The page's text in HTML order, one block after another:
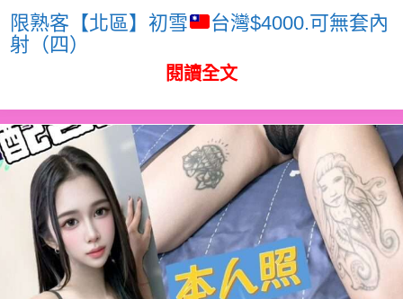
限熟客【北區】初雪
台灣$4000.可無套內
射（四）
閱讀全文